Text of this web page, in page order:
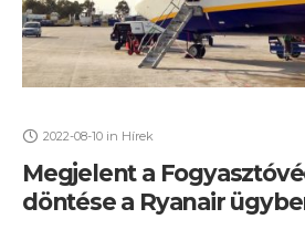
2022-08-10 in Hírek
Megjelent a
döntése a Ryanair